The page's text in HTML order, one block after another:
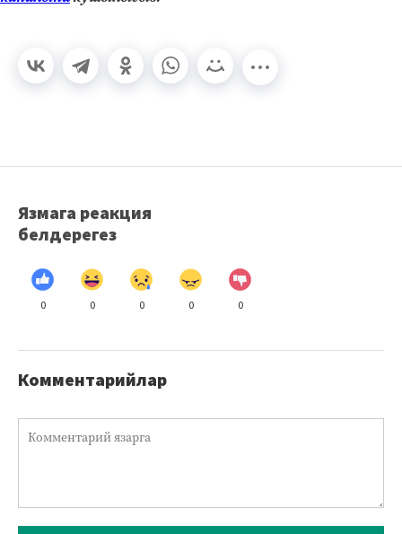
Язмага реакция
белдерегез
0 0 0 0 0
Комментарийлар